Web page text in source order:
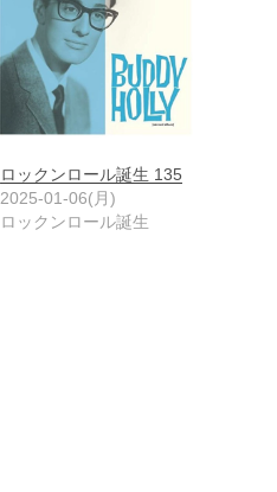
ロックンロール誕生 135
2025-01-06(月)
ロックンロール誕生